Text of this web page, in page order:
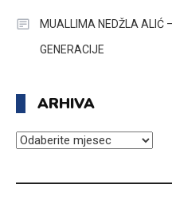
MUALLIMA NEDŽLA ALIĆ
GENERACIJE
ARHIVA
ARHIVA